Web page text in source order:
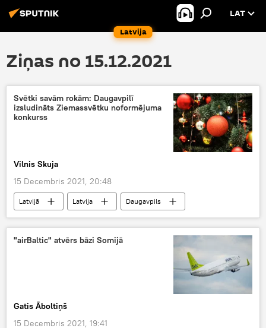
Latvija
LAT
Ziņas no 15.12.2021
Svētki savām rokām: Daugavpilī
izsludināts Ziemassvētku noformējuma
konkurss
Vilnis Skuja
15 Decembris 2021, 20:48
Latvijā Latvija
Daugavpils
Ziemassvētki
"airBaltic" atvērs bāzi Somijā
Gatis Āboltiņš
15 Decembris 2021, 19:41